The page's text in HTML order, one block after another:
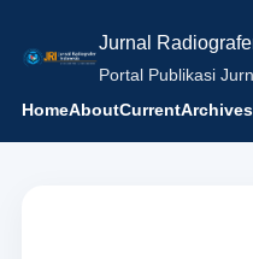
Jurnal
Portal Publikasi
HomeAboutCurrentArchives